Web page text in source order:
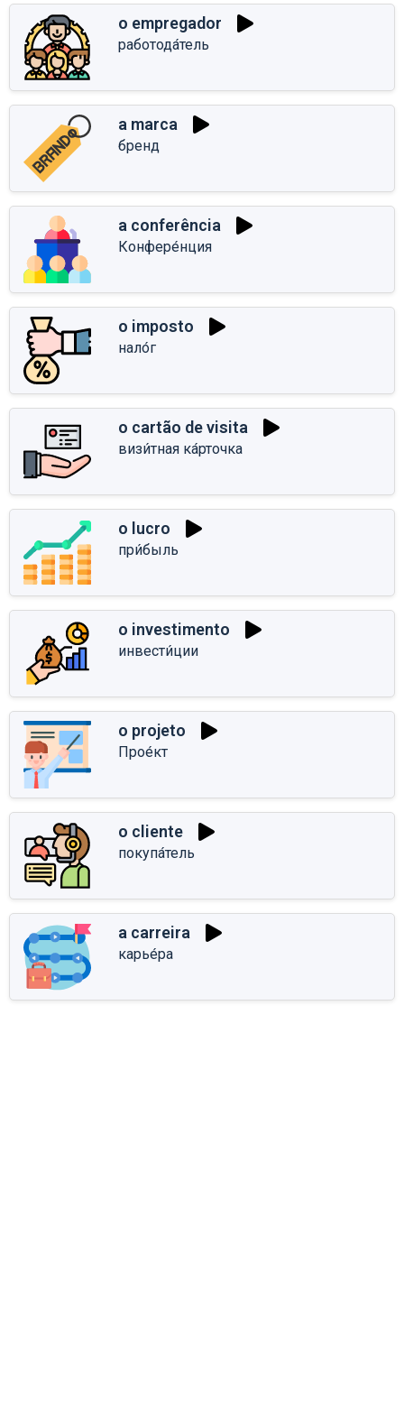
o empregador
работода́тель
a marca
бренд
a conferência
Конфере́нция
o imposto
нало́г
o cartão de visita
визи́тная ка́рточка
o lucro
при́быль
o investimento
инвести́ции
o projeto
Прое́кт
o cliente
покупа́тель
a carreira
карье́ра